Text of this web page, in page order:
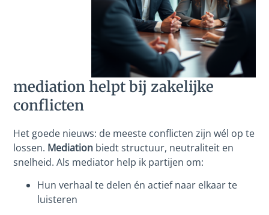
mediation helpt bij zakelijke
conflicten
Het goede nieuws: de meeste conflicten zijn wél op te
lossen. Mediation biedt structuur, neutraliteit en
snelheid. Als mediator help ik partijen om:
Hun verhaal te delen én actief naar elkaar te
luisteren